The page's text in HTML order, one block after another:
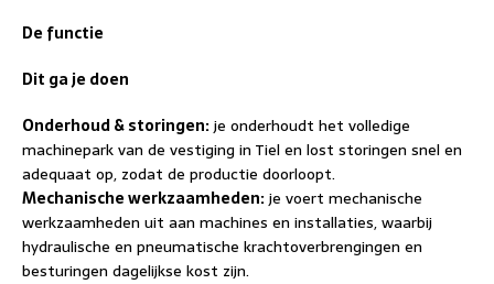
De functie
Dit ga je doen
Onderhoud & storingen:je onderhoudt het volledige
machinepark van de vestiging in Tiel en lost storingen snel en
adequaat op, zodat de productie doorloopt.
Mechanische werkzaamheden:je voert mechanische
werkzaamheden uit aan machines en installaties, waarbij
hydraulische en pneumatische krachtoverbrengingen en
besturingen dagelijkse kost zijn.